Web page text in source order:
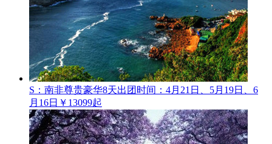
S：南非尊贵豪华8天出团时间：4月21日、5月19日、6
月16日 ￥13099起